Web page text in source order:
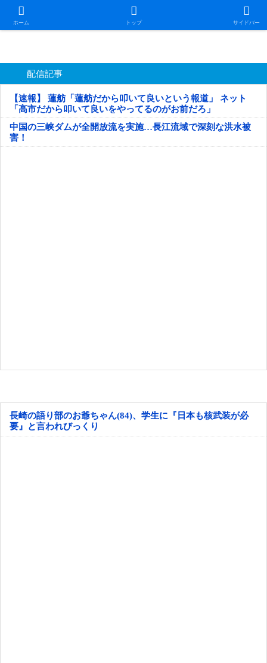
ホーム トップ サイドバー
日本第一！ニュース録
配信記事
【速報】 蓮舫「蓮舫だから叩いて良いという報道」 ネット
「高市だから叩いて良いをやってるのがお前だろ」
中国の三峡ダムが全開放流を実施…長江流域で深刻な洪水被
害！
長崎の語り部のお爺ちゃん(84)、学生に『日本も核武装が必
要』と言われびっくり